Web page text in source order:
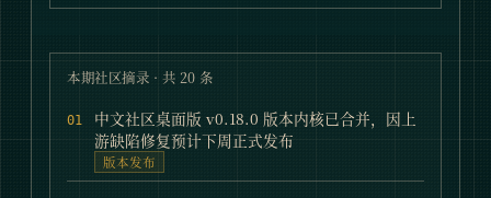
本期社区摘录 · 共 20 条
01
中文社区桌面版 v0.18.0 版本内核已合并，因上
游缺陷修复预计下周正式发布
版本发布